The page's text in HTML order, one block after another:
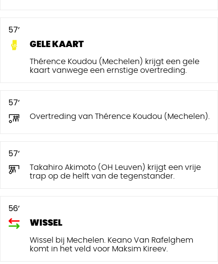
57’
GELE KAART
Thérence Koudou (Mechelen) krijgt een gele
kaart vanwege een ernstige overtreding.
57’
Overtreding van Thérence Koudou (Mechelen).
57’
Takahiro Akimoto (OH Leuven) krijgt een vrije
trap op de helft van de tegenstander.
56’
WISSEL
Wissel bij Mechelen. Keano Van Rafelghem
komt in het veld voor Maksim Kireev.